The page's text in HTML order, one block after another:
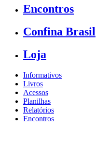
Encontros
Confina Brasil
Loja
Informativos
Livros
Acessos
Planilhas
Relatórios
Encontros